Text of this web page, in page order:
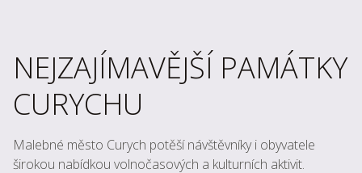
NEJZAJÍMAVĚJŠÍ PAMÁTKY
CURYCHU
Malebné město Curych potěší návštěvníky i obyvatele
širokou nabídkou volnočasových a kulturních aktivit.